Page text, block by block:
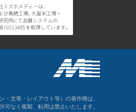
・文章・レイアウト等）の著作権は、
可なく複製、転用は禁止いたします。